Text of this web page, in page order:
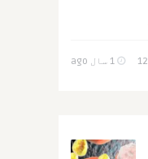
1 سال ago